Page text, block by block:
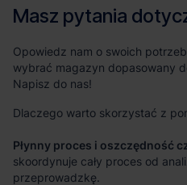
Masz pytania
Opowiedz nam o swoich
wybrać magazyn dopasowany
Napisz do nas!
Dlaczego warto skorzystać z
Płynny proces i oszczędność
skoordynuje cały proces od
przeprowadzkę.